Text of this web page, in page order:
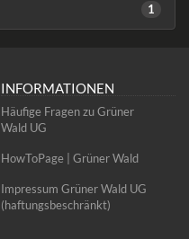
1
INFORMATIONEN
Häufige Fragen zu Grüner
Wald UG
HowToPage | Grüner Wald
Impressum Grüner Wald UG
(haftungsbeschränkt)